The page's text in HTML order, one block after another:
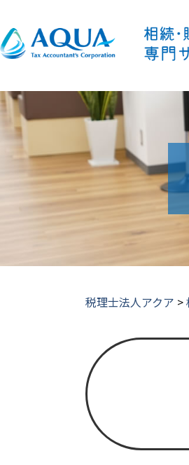
税理士法人アクア >